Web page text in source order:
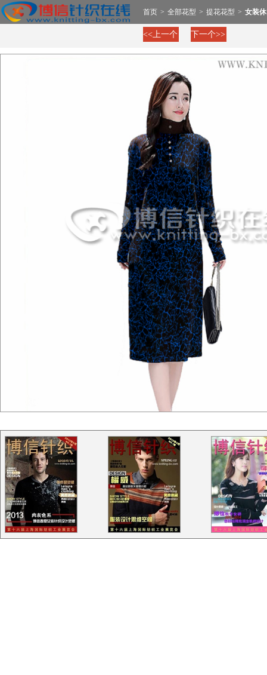
首页 > 全部花型 > 提花花型 > 女装
<<上一个 下一个>>